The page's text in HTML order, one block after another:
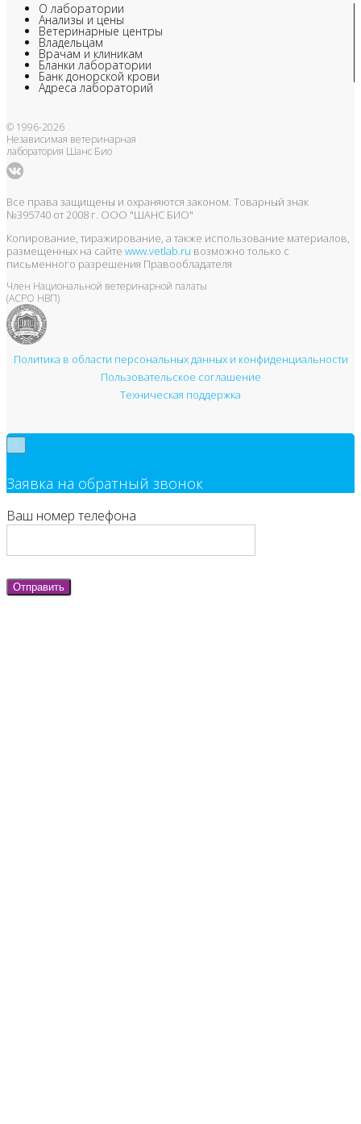
О лаборатории
Анализы и цены
Ветеринарные центры
Владельцам
Врачам и клиникам
Бланки лаборатории
Банк донорской крови
Адреса лабораторий
© 1996-2026
Независимая ветеринарная
лаборатория Шанс Био
Все права защищены и охраняются законом. Товарный знак
№395740 от 2008 г. ООО "ШАНС БИО"
Копирование, тиражирование, а также использование материалов,
размещенных на сайте www.vetlab.ru возможно только с
письменного разрешения Правообладателя
Член Национальной ветеринарной палаты
(АСРО НВП)
Политика в области персональных данных и конфиденциальности
Пользовательское соглашение
Техническая поддержка
Заявка на обратный звонок
Ваш номер телефона
Отправить